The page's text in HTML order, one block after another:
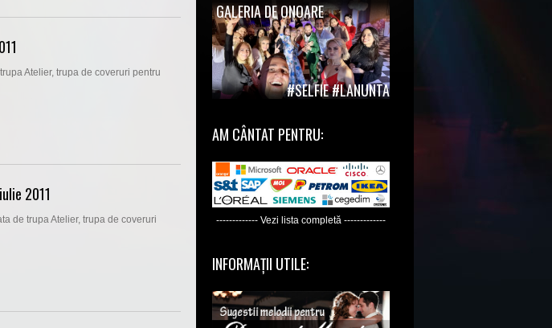
Atelier, trupa de coveruri pentru
2011
de trupa Atelier, trupa de coveruri
GALERIA DE ONOARE
#SELFIE #LANUNTA
AM CÂNTAT PENTRU:
------------- Vezi lista completă -------------
INFORMAȚII UTILE: